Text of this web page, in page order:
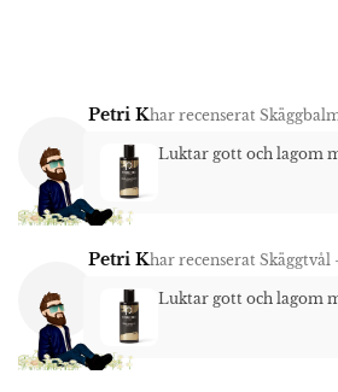
Petri Khar recenserat
Luktar gott och lagom
Petri Khar recenserat Skäggtvål
Luktar gott och lagom